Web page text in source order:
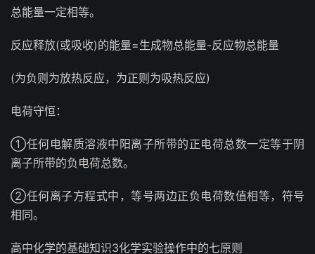
总能量一定相等。
反应释放(或吸收)的能量=生成物总能量-反应物总能量
(为负则为放热反应，为正则为吸热反应)
电荷守恒：
①任何电解质溶液中阳离子所带的正电荷总数一定等于阴
离子所带的负电荷总数。
②任何离子方程式中，等号两边正负电荷数值相等，符号
相同。
高中化学的基础知识3化学实验操作中的七原则